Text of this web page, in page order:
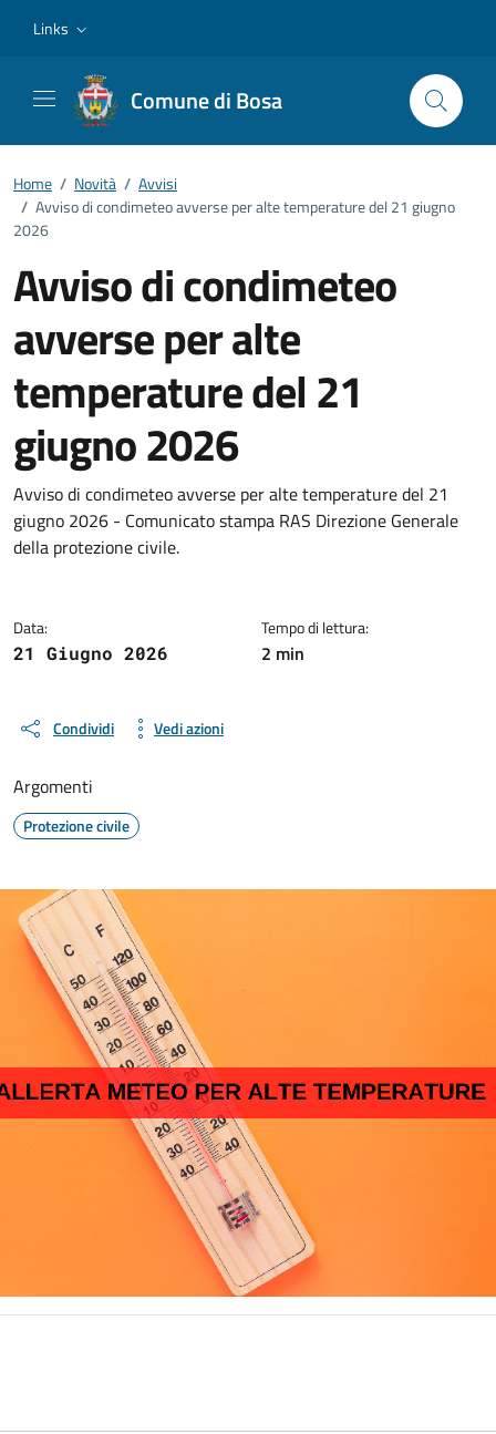
Links
Comune di Bosa
Home / Novità / Avvisi
/ Avviso di condimeteo avverse per alte temperature del 21 giugno
2026
Avviso di condimeteo
avverse per alte
temperature del 21
giugno 2026
Dettagli della notizia
Avviso di condimeteo avverse per alte temperature del 21
giugno 2026 - Comunicato stampa RAS Direzione Generale
della protezione civile.
Data:
21 Giugno 2026
Tempo di lettura:
2 min
Condividi Vedi azioni
Argomenti
Protezione civile